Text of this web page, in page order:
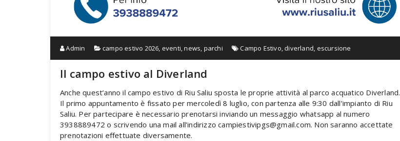
Admin campo estivo 2026, eventi,news, parchi Campo Estivo,diverland, escursione
Il campo estivo al Diverland
Anche quest’anno il campo estivo di Riu Saliu sposta le proprie attività al parco acquatico Diverland.
Il primo appuntamento è fissato per mercoledì 8 luglio, con partenza alle 9:30 dall’impianto di Riu
Saliu. Per partecipare è necessario prenotarsi inviando un messaggio whatsapp al numero
3938889472 o scrivendo una mail all’indirizzo campiestivipgs@gmail.com. Non saranno accettate
prenotazioni effettuate diversamente.